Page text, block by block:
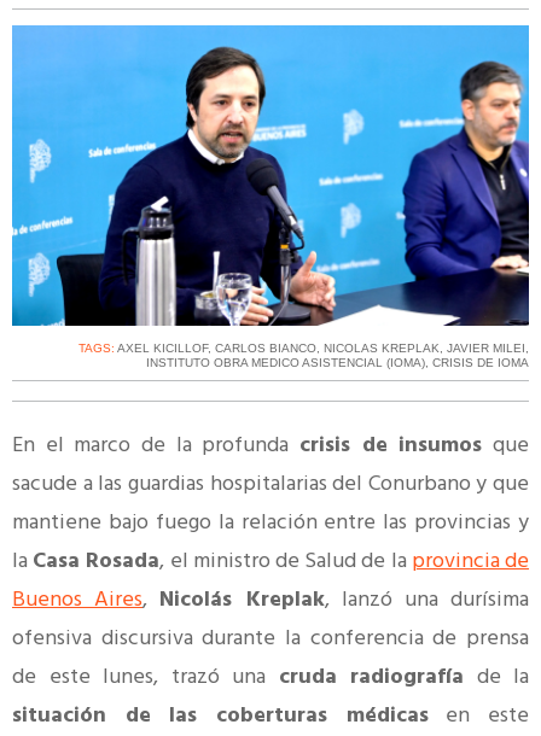
TAGS: AXEL KICILLOF, CARLOS BIANCO, NICOLAS KREPLAK, JAVIER MILEI ,
INSTITUTO OBRA MEDICO ASISTENCIAL (IOMA), CRISIS DE IOMA
En el marco de la profunda crisis de insumos que
sacude a las guardias hospitalarias del Conurbano y que
mantiene bajo fuego la relación entre las provincias y
la Casa Rosada, el ministro de Salud de la provincia de
Buenos Aires, Nicolás Kreplak, lanzó una durísima
ofensiva discursiva durante la conferencia de prensa
de este lunes, trazó una cruda radiografía de la
situación de las coberturas médicasen este